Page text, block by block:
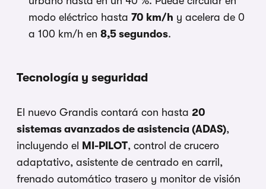
modo eléctrico hasta 70 km/h y acelera de 0
a 100 km/h en 8,5 segundos.
Tecnología y seguridad
El nuevo Grandis contará con hasta 20
sistemas avanzados de asistencia (ADAS),
incluyendo el
MI-PILOT, control de crucero
adaptativo, asistente de centrado en carril,
frenado automático trasero y monitor de visión